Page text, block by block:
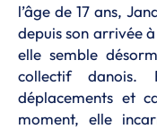
l’âge de 17 ans,
depuis son arrivée
elle semble
collectif danois.
déplacements et
moment, elle